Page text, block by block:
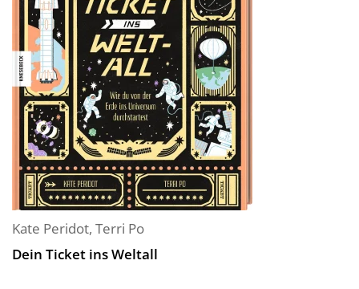
Kate Peridot, Terri Po
Dein Ticket ins Weltall